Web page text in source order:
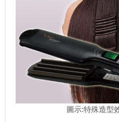
圖示:特殊造型